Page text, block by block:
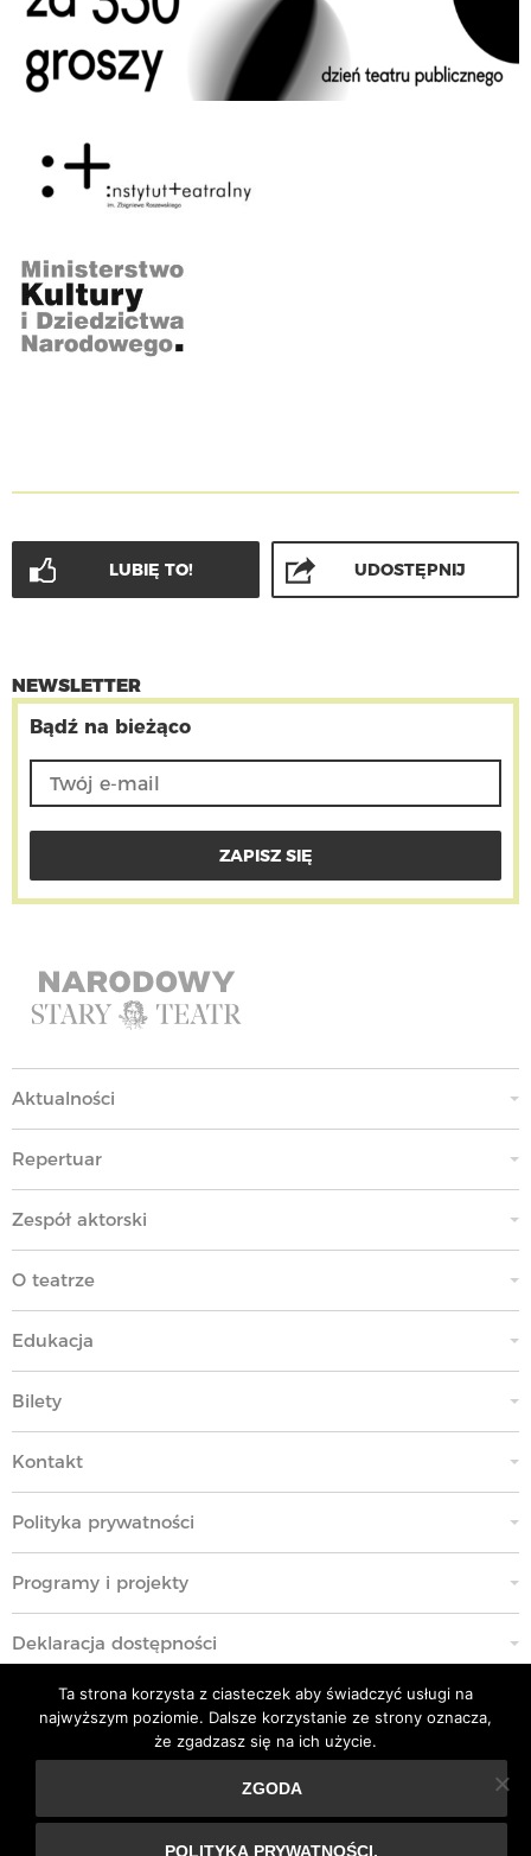
LUBIĘ TO! UDOSTĘPNIJ
NEWSLETTER
Bądź na bieżąco
Aktualności
Repertuar
Zespół aktorski
O teatrze
Edukacja
Bilety
Kontakt
Polityka prywatności
Programy i projekty
Deklaracja dostępności
Standardy Ochrony Małoletnich
Polityka przeciwko molestowaniu w miejscu pracy
Kodeks Etyki
Ta strona korzysta z ciasteczek aby świadczyć usługi na
najwyższym poziomie. Dalsze korzystanie ze strony oznacza,
że zgadzasz się na ich użycie.
ZGODA
POLITYKA PRYWATNOŚCI.
Ta strona korzysta z ciasteczek aby świadczyć usługi na